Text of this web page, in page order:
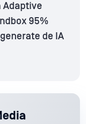
Adaptive
95%
de IA